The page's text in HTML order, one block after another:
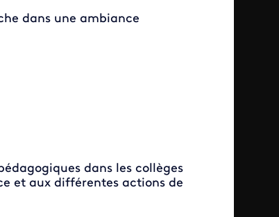
dans une ambiance
dans les collèges
et aux différentes actions de